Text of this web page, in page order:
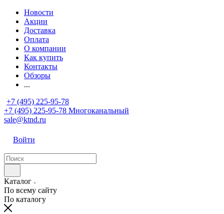
Новости
Акции
Доставка
Оплата
О компании
Как купить
Контакты
Обзоры
...
+7 (495) 225-95-78
+7 (495) 225-95-78 Многоканальный
sale@ktnd.ru
Войти
Каталог
По всему сайту
По каталогу